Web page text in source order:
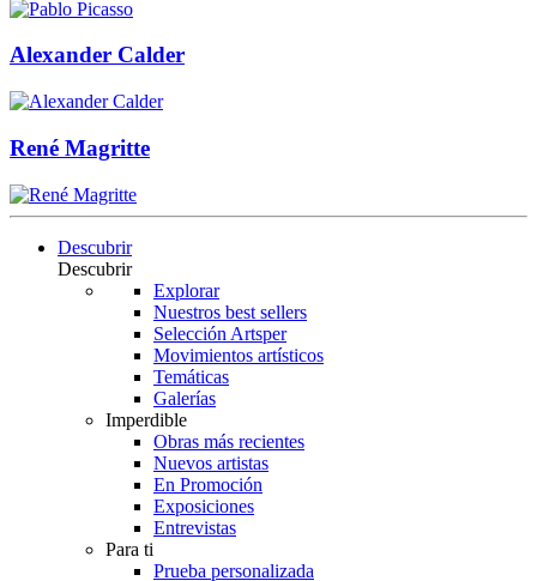
Alexander Calder
René Magritte
Descubrir
Descubrir
Explorar
Nuestros best sellers
Selección Artsper
Movimientos artísticos
Temáticas
Galerías
Imperdible
Obras más recientes
Nuevos artistas
En Promoción
Exposiciones
Entrevistas
Para ti
Prueba personalizada